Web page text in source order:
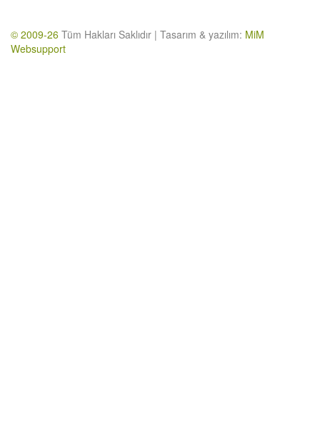
© 2009-26 Tüm Hakları Saklıdır | Tasarım & yazılım: MiM
Websupport